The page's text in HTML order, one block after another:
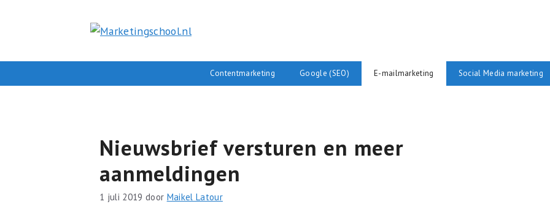
inhoud
Contentmarketing Google (SEO) E-mailmarketing Social Media marketing
Nieuwsbrief versturen en meer
aanmeldingen
1 juli 2019 door Maikel Latour